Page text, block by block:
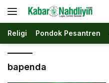
Religi Pondok Pesantren
bapenda